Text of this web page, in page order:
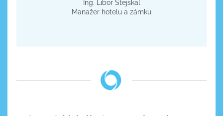
​Ing. Libor Stejskal
​Manažer hotelu a zámku